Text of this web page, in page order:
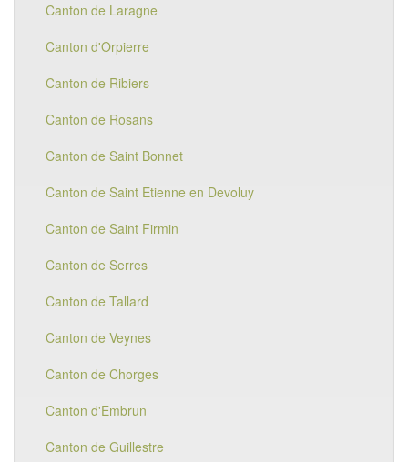
Canton de Laragne
Canton d'Orpierre
Canton de Ribiers
Canton de Rosans
Canton de Saint Bonnet
Canton de Saint Etienne en Devoluy
Canton de Saint Firmin
Canton de Serres
Canton de Tallard
Canton de Veynes
Canton de Chorges
Canton d'Embrun
Canton de Guillestre